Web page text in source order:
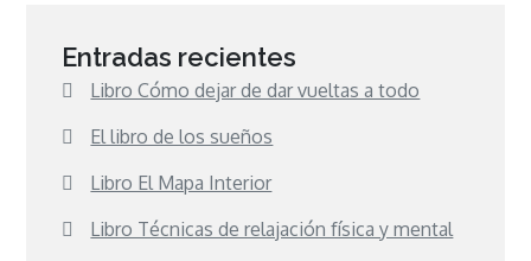
Entradas recientes
Libro Cómo dejar de dar vueltas a todo
El libro de los sueños
Libro El Mapa Interior
Libro Técnicas de relajación física y mental